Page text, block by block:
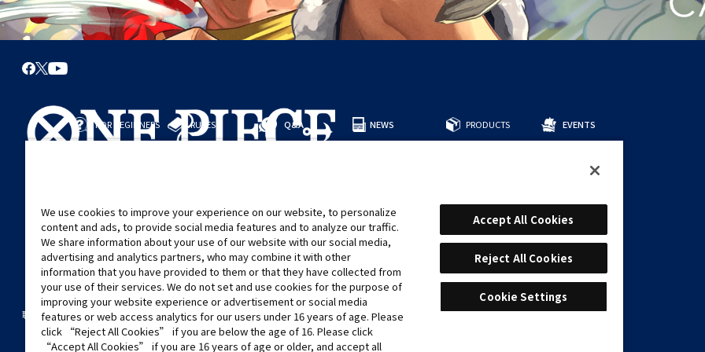
FOR BEGINNERS RULES Q&A NEWS PRODUCTS EVENTS
遊戲卡表
聯絡我們Cookie Settings 隱私權政策GLOBAL ENTRANCE
©Eiichiro Oda/Shueisha©Eiichiro Oda/Shueisha, Toei Animation
未經許可，禁止使用、複製或複印此網站上的任何圖片、文本或數據。
We use cookies to improve your experience on our website, to personalize
content and ads, to provide social media features and to analyze our traffic.
We share information about your use of our website with our social media,
advertising and analytics partners, who may combine it with other
information that you have provided to them or that they have collected from
your use of their services. We do not set and use cookies for the purpose of
improving your website experience or advertisement or social media
features or web access analytics for our users under 16 years of age. Please
click “Reject All Cookies” if you are below the age of 16. Please click
“Accept All Cookies” if you are 16 years of age or older, and accept all
Accept All Cookies
Reject All Cookies
Cookie Settings